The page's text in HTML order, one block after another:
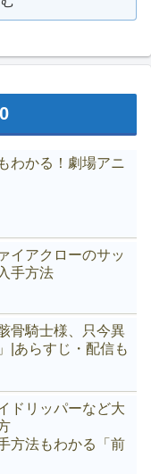
わかる！劇場アニ
イアクローのサッ
手方法
骨騎士様、只今異
|あらすじ・配信も
ドリッパーなど大
方法もわかる「前